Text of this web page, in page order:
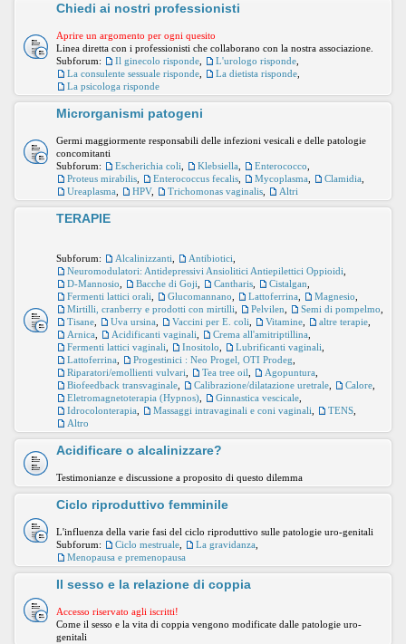
Chiedi ai nostri professionisti
Aprire un argomento per ogni quesito
Linea diretta con i professionisti che collaborano con la nostra associazione.
Subforum:
Il ginecolo risponde L'urologo risponde
La consulente sessuale risponde
La dietista risponde
La psicologa risponde
Microrganismi patogeni
Germi maggiormente responsabili delle infezioni vesicali e delle patologie
concomitanti
Subforum:
Escherichia coli Klebsiella Enterococco
Proteus mirabilis
Enterococcus fecalis Mycoplasma Clamidia
Ureaplasma
HPV, Trichomonas vaginalis Altri
TERAPIE
Subforum: Alcalinizzanti Antibiotici
Neuromodulatori: Antidepressivi Ansiolitici Antiepilettici Oppioidi
D-Mannosio
Bacche di Goji Cantharis Cistalgan
Fermenti lattici orali
Glucomannano Lattoferrina Magnesio
Mirtilli, cranberry e prodotti con mirtilli
Pelvilen Semi di pompelmo
Tisane
Uva ursina Vaccini per E. coli Vitamine altre terapie
Arnica
Acidificanti vaginali Crema all'amitriptillina
Fermenti lattici vaginali
Inositolo Lubrificanti vaginali
Lattoferrina
Progestinici : Neo Progel, OTI Prodeg
Riparatori/emollienti vulvari
Tea tree oil Agopuntura
Biofeedback transvaginale
Calibrazione/dilatazione uretrale Calore
Eletromagnetoterapia (Hypnos)
Ginnastica vescicale
Idrocolonterapia
Massaggi intravaginali e coni vaginali TENS
Altro
Acidificare o alcalinizzare?
Testimonianze e discussione a proposito di questo dilemma
Ciclo riproduttivo femminile
L'influenza della varie fasi del ciclo riproduttivo sulle patologie uro-genitali
Subforum:
Ciclo mestruale La gravidanza
Menopausa e premenopausa
Il sesso e la relazione di coppia
Accesso riservato agli iscritti!
Come il sesso e la vita di coppia vengono modificate dalle patologie uro-
genitali